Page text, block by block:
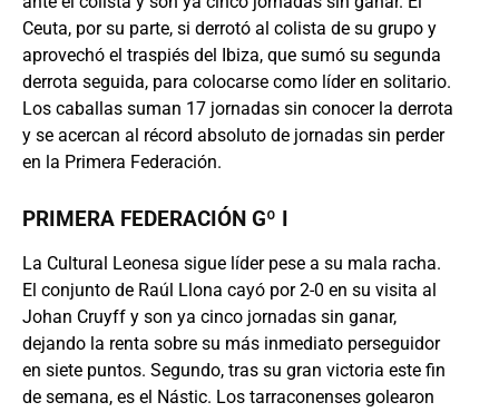
Ceuta, por su parte, si derrotó al colista de su grupo y
aprovechó el traspiés del Ibiza, que sumó su segunda
derrota seguida, para colocarse como líder en solitario.
Los caballas suman 17 jornadas sin conocer la derrota
y se acercan al récord absoluto de jornadas sin perder
en la Primera Federación.
PRIMERA FEDERACIÓN Gº I
La Cultural Leonesa sigue líder pese a su mala racha.
El conjunto de Raúl Llona cayó por 2-0 en su visita al
Johan Cruyff y son ya cinco jornadas sin ganar,
dejando la renta sobre su más inmediato perseguidor
en siete puntos. Segundo, tras su gran victoria este fin
de semana, es el Nástic. Los tarraconenses golearon